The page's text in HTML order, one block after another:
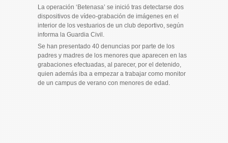
La operación ‘Betenasa’ se inició tras detectarse dos
dispositivos de vídeo-grabación de imágenes en el
interior de los vestuarios de un club deportivo, según
informa la Guardia Civil.
Se han presentado 40 denuncias por parte de los
padres y madres de los menores que aparecen en las
grabaciones efectuadas, al parecer, por el detenido,
quien además iba a empezar a trabajar como monitor
de un campus de verano con menores de edad .